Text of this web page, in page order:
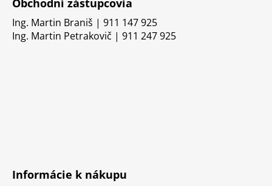
Ing. Martin Braniš | 911 147 925
Ing. Martin Petrakovič | 911 247 925
Informácie k nákupu